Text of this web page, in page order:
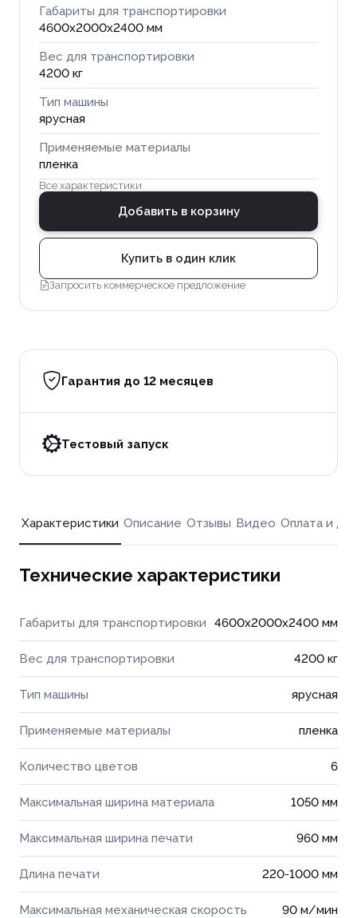
Габариты для транспортировки
4600x2000x2400 мм
Вес для транспортировки
4200 кг
Тип машины
ярусная
Применяемые материалы
пленка
Все характеристики
Добавить в корзину
Купить в один клик
Запросить коммерческое предложение
Гарантия до 12 месяцев
Тестовый запуск
Характеристики Описание Отзывы Видео Оплата и
Технические характеристики
Габариты для транспортировки 4600x2000x2400 мм
Вес для транспортировки 4200 кг
Тип машины ярусная
Применяемые материалы пленка
Количество цветов 6
Максимальная ширина материала 1050 мм
Максимальная ширина печати 960 мм
Длина печати 220-1000 мм
Максимальная механическая скорость 90 м/мин